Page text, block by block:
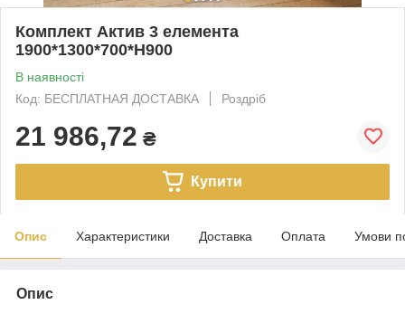
Комплект Актив 3 елемента
1900*1300*700*Н900
В наявності
Код: БЕСПЛАТНАЯ ДОСТАВКА
Роздріб
21 986,72 ₴
Купити
Опис Характеристики Доставка Оплата Умови
Опис